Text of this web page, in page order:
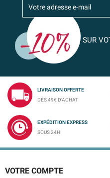
SUR
LIVRAISON OFFERTE
DÈS 49€ D'ACHAT
EXPÉDITION EXPRESS
SOUS 24H
VOTRE COMPTE